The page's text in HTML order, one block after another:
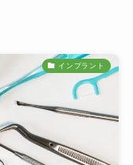
インプラント